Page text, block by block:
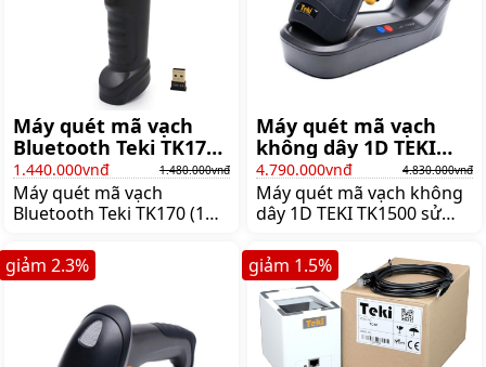
Máy quét mã vạch
Bluetooth Teki TK170
(1D)
1.440.000vnđ 1.480.000vnđ
Máy quét mã vạch
Bluetooth Teki TK170 (1D)
trong khoảng cách truyền
10m giúp thao tác dễ
nhau, Giá:1.480.000 đ
Máy quét mã vạch
không dây 1D TEKI
TK1500
4.790.000vnđ 4.830.000vnđ
Máy quét mã vạch không
dây 1D TEKI TK1500 sử
được dùng rộng rãi trong
việc kiểm kho, bán hàng.
Máy có bộ nhớ trong giúp
lưu giữ dữ liệu lớn,
Giá:4.830.000 đ
giảm 2.3% giảm 1.5%